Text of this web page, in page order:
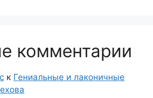
комментарии
к Гениальные и лаконичные